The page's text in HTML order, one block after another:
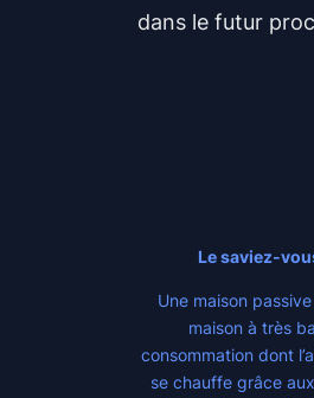
dans le futur
Le saviez-
Une maison
maison à très
consommation dont
se chauffe grâce